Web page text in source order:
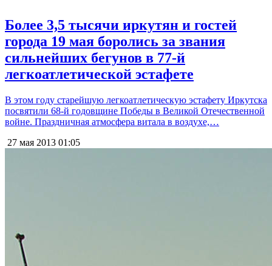
Более 3,5 тысячи иркутян и гостей
города 19 мая боролись за звания
сильнейших бегунов в 77-й
легкоатлетической эстафете
В этом году старейшую легкоатлетическую эстафету Иркутска
посвятили 68-й годовщине Победы в Великой Отечественной
войне. Праздничная атмосфера витала в воздухе,…
27 мая 2013 01:05